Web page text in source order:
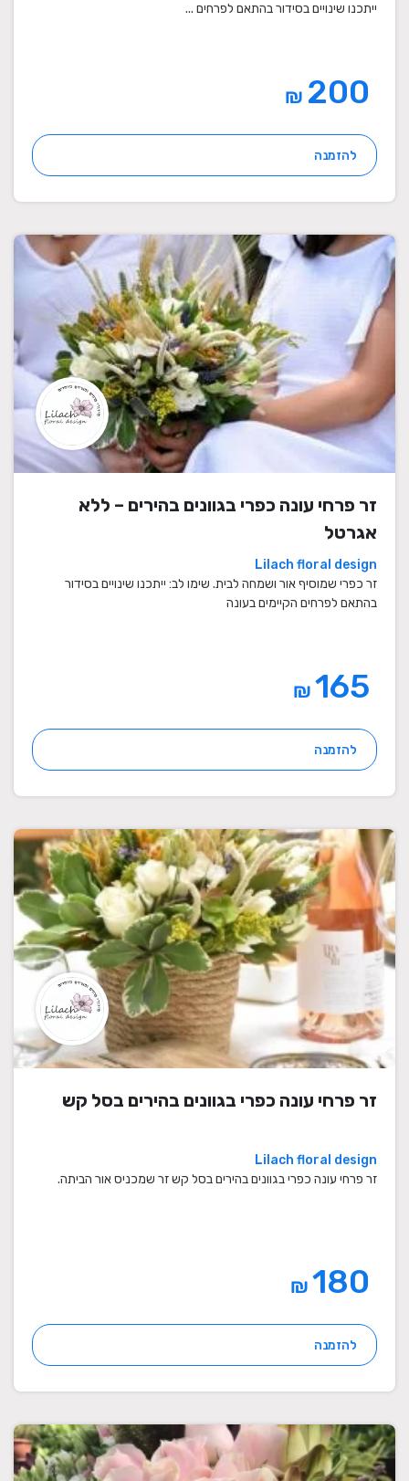
ייתכנו שינויים בסידור בהתאם לפרחים ...
₪
להזמנה
זר פרחי עונה כפרי בגוונים בהירים – ללא
אגרטל
Lilach floral design
זר כפרי שמוסיף אור ושמחה לבית. שימו לב: ייתכנו שינויים בסידור
בהתאם לפרחים הקיימים בעונה
₪
להזמנה
זר פרחי עונה כפרי בגוונים בהירים בסל קש
Lilach floral design
זר פרחי עונה כפרי בגוונים בהירים בסל קש זר שמכניס אור הביתה.
₪
להזמנה